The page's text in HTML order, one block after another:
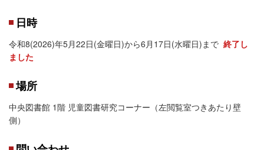
日時
令和8(2026)年5月22日(金曜日)から6月17日(水曜日)まで 終了し
ました
場所
中央図書館 1階 児童図書研究コーナー（左閲覧室つきあたり壁
側）